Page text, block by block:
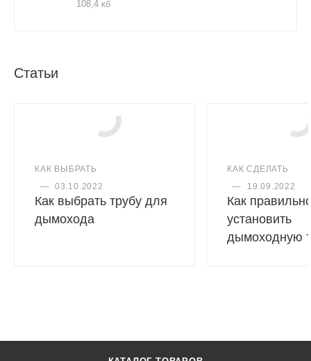
108,4 кб
Статьи
КАК ВЫБРАТЬ
—
03.10.2022
Как выбрать трубу для
дымохода
КАК СДЕЛАТЬ
—
19.09.2022
Как
установить
дымоходную